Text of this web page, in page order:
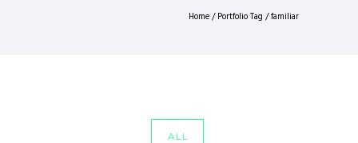
Home/ Portfolio Tag /familiar
ALL